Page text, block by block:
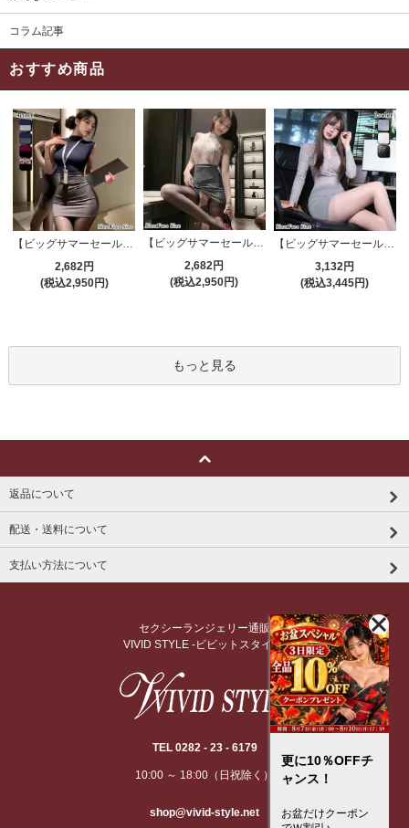
コラム記事
おすすめ商品
【ビッグサマーセール対象品】セクシーコスプレ(SEXYCOSPLAY) 4421
2,682円
(税込2,950円)
【ビッグサマーセール対象品】セクシーコスプレ(SEXYCOSPLAY) 4191
2,682円
(税込2,950円)
【ビッグサマーセール対象品】セクシーコスプレ(SEXYCOSPLAY) 4173
3,132円
(税込3,445円)
もっと見る
返品について
配送・送料について
支払い方法について
セクシーランジェリー通販
VIVID STYLE -ビビットスタイル-
TEL 0282 - 23 - 6179
10:00 ～ 18:00（日祝除く）
shop@vivid-style.net
更に10％OFFチ
ャンス！
お盆だけクーポン